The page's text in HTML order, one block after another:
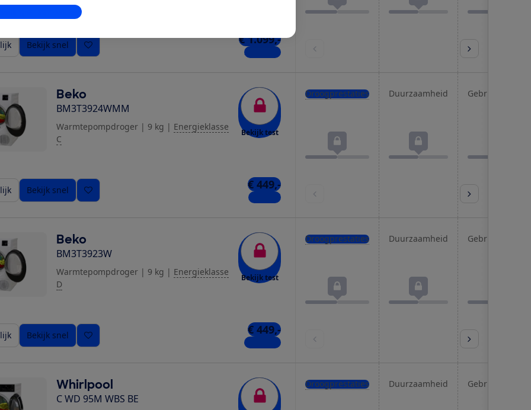
aanpassen
Bekijk snel € 1.099,-
3 winkels
Beko
BM3T3924WMM
Warmtepompdroger | 9 kg | Energieklasse
C
Bekijk test
Bekijk snel € 449,-
1 winkel
Droogprestaties Duurzaamheid Gebruiksgemak
Beko
BM3T3923W
Warmtepompdroger | 9 kg | Energieklasse
D
Bekijk test
Bekijk snel € 449,-
4 winkels
Droogprestaties Duurzaamheid Gebruiksgemak
Whirlpool
C WD 95M WBS BE
Droogprestaties Duurzaamheid Gebruiksgemak